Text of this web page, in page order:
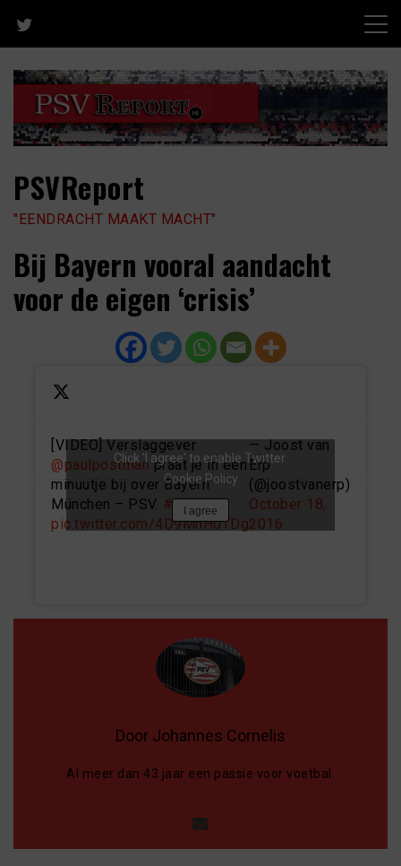
content
PSVReport
"EENDRACHT MAAKT MACHT"
Bij Bayern vooral aandacht
voor de eigen ‘crisis’
[VIDEO] Verslaggever
@paulpostmanpraat je in een
minuutje bij over Bayern
München – PSV. #ob
pic.twitter.com/4D9MnH0TDg
— Joost van
Erp
(@joostvanerp)
October 18,
2016
Click 'I agree' to enable Twitter
Cookie Policy
I agree
Door Johannes Cornelis
Al meer dan 43 jaar een passie voor voetbal.